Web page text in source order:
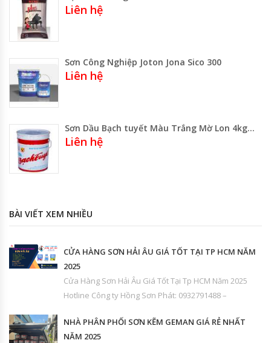
Liên hệ
Sơn Công Nghiệp Joton Jona Sico 300
Liên hệ
Sơn Dầu Bạch tuyết Màu Trắng Mờ Lon 4kg -Thùng 18kg Gía Rẻ Gía Sỉ
Liên hệ
BÀI VIẾT XEM NHIỀU
CỬA HÀNG SƠN HẢI ÂU GIÁ TỐT TẠI TP HCM NĂM
2025
Cửa Hàng Sơn Hải Âu Giá Tốt Tại Tp HCM Năm 2025
Hotline Công ty Hồng Sơn Phát: 0932791488 –
NHÀ PHÂN PHỐI SƠN KẼM GEMAN GIÁ RẺ NHẤT
NĂM 2025